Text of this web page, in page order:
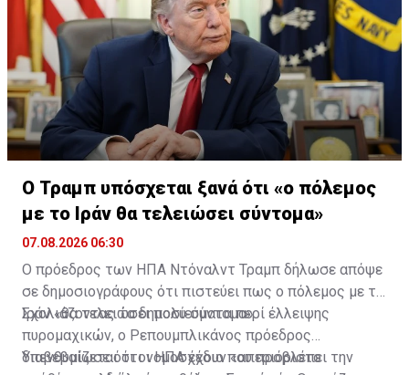
Ο Τραμπ υπόσχεται ξανά ότι «ο πόλεμος
με το Ιράν θα τελειώσει σύντομα»
07.08.2026 06:30
Ο πρόεδρος των ΗΠΑ Ντόναλντ Τραμπ δήλωσε απόψε
σε δημοσιογράφους ότι πιστεύει πως ο πόλεμος με το
Ιράν «θα τελειώσει πολύ σύντομα».
Σχολιάζοντας τα δημοσιεύματα περί έλλειψης
πυρομαχικών, ο Ρεπουμπλικάνος πρόεδρος
διαβεβαίωσε ότι οι ΗΠΑ έχουν «απεριόριστο
Υπενθυμίζεται ότι νομοσχέδιο που προβλέπει την